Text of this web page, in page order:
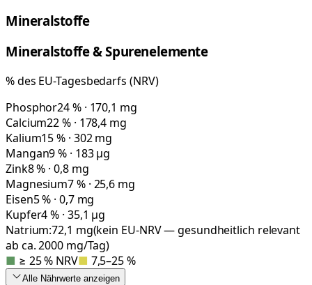
Mineralstoffe
Mineralstoffe & Spurenelemente
% des EU-Tagesbedarfs (NRV)
Phosphor24 % · 170,1 mg
Calcium22 % · 178,4 mg
Kalium15 % · 302 mg
Mangan9 % · 183 µg
Zink8 % · 0,8 mg
Magnesium7 % · 25,6 mg
Eisen5 % · 0,7 mg
Kupfer4 % · 35,1 µg
Natrium:72,1 mg(kein EU-NRV — gesundheitlich relevant
ab ca. 2000 mg/Tag)
■ ≥ 25 % NRV■ 7,5–25 %
Alle Nährwerte anzeigen